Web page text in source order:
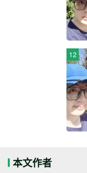
本文作者